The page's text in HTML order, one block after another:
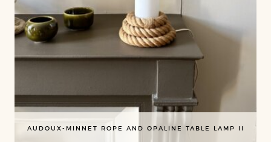
AUDOUX-MINNET ROPE AND OPALINE TABLE LAMP II